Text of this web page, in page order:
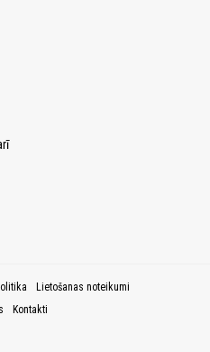
Lietošanas noteikumi
Kontakti